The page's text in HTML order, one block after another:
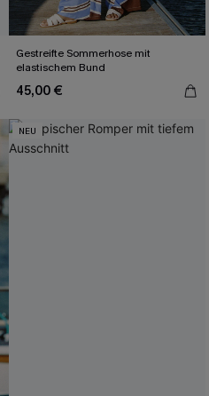
Gestreifte Sommerhose mit
elastischem Bund
45,00 €
NEU